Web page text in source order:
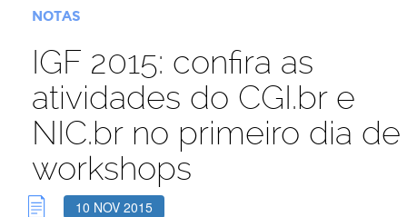
NOTAS
IGF 2015: confira as
atividades do CGI.br e
NIC.br no primeiro dia de
workshops
10 NOV 2015